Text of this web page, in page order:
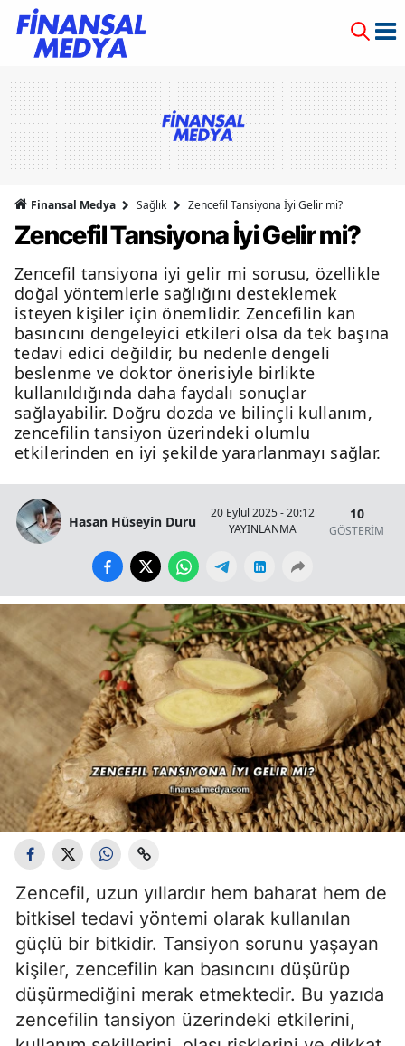
Finansal Medya Sağlık Zencefil Tansiyona İyi Gelir mi?
Zencefil Tansiyona İyi Gelir mi?
Zencefil tansiyona iyi gelir mi sorusu, özellikle
doğal yöntemlerle sağlığını desteklemek
isteyen kişiler için önemlidir. Zencefilin kan
basıncını dengeleyici etkileri olsa da tek başına
tedavi edici değildir, bu nedenle dengeli
beslenme ve doktor önerisiyle birlikte
kullanıldığında daha faydalı sonuçlar
sağlayabilir. Doğru dozda ve bilinçli kullanım,
zencefilin tansiyon üzerindeki olumlu
etkilerinden en iyi şekilde yararlanmayı sağlar.
Hasan Hüseyin Duru
20 Eylül 2025 - 20:12
YAYINLANMA
10
GÖSTERİM
Zencefil, uzun yıllardır hem baharat hem de
bitkisel tedavi yöntemi olarak kullanılan
güçlü bir bitkidir. Tansiyon sorunu yaşayan
kişiler, zencefilin kan basıncını düşürüp
düşürmediğini merak etmektedir. Bu yazıda
zencefilin tansiyon üzerindeki etkilerini,